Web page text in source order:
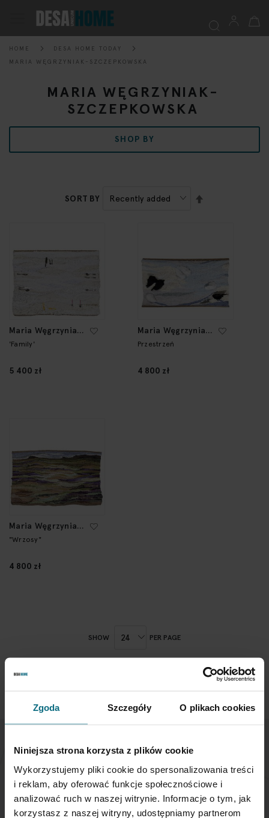
Zgoda Szczegóły O plikach cookies
Niniejsza strona korzysta z plików cookie
Wykorzystujemy pliki cookie do spersonalizowania treści
i reklam, aby oferować funkcje społecznościowe i
analizować ruch w naszej witrynie. Informacje o tym, jak
korzystasz z naszej witryny, udostępniamy partnerom
My
HOME
DESA HOME TODAY
MARIA WĘGRZYNIAK-SZCZEPKOWSKA
MARIA WĘGRZYNIAK-
SZCZEPKOWSKA
SORT BY
Maria Węgrzyniak-
Szczepkowska
'Family'
5 400 zł
Maria Węgrzyniak-
Szczepkowska
Przestrzeń
4 800 zł
Maria Węgrzyniak-
Szczepkowska
"Wrzosy"
4 800 zł
SHOW PER PAGE
SHOP BY
NEWSLETTER
If you want to be up to date, sign up to receive our
newsletter enter your email below.